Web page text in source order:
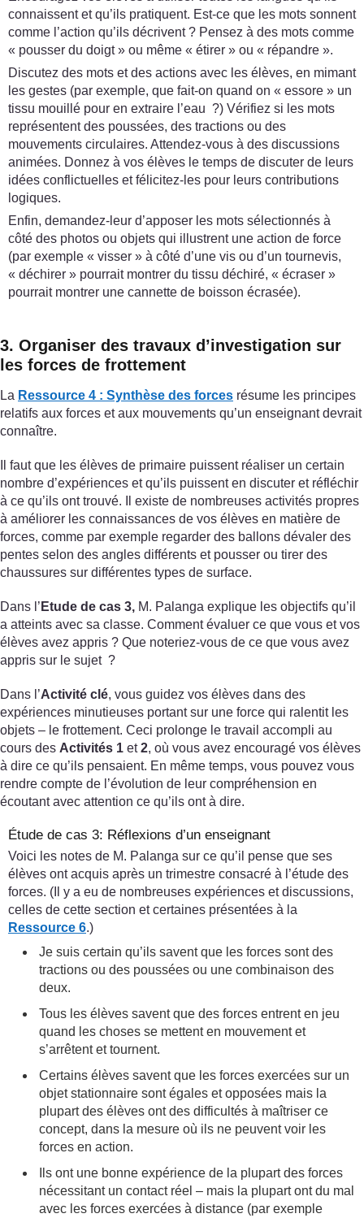
connaissent et qu’ils pratiquent. Est-ce que les mots sonnent
comme l’action qu’ils décrivent ? Pensez à des mots comme
« pousser du doigt » ou même « étirer » ou « répandre ».
Discutez des mots et des actions avec les élèves, en mimant
les gestes (par exemple, que fait-on quand on « essore » un
tissu mouillé pour en extraire l’eau ?) Vérifiez si les mots
représentent des poussées, des tractions ou des
mouvements circulaires. Attendez-vous à des discussions
animées. Donnez à vos élèves le temps de discuter de leurs
idées conflictuelles et félicitez-les pour leurs contributions
logiques.
Enfin, demandez-leur d’apposer les mots sélectionnés à
côté des photos ou objets qui illustrent une action de force
(par exemple « visser » à côté d’une vis ou d’un tournevis,
« déchirer » pourrait montrer du tissu déchiré, « écraser »
pourrait montrer une cannette de boisson écrasée).
3. Organiser des travaux d’investigation sur
les forces de frottement
La Ressource 4 : Synthèse des forces résume les principes
relatifs aux forces et aux mouvements qu’un enseignant devrait
connaître.
Il faut que les élèves de primaire puissent réaliser un certain
nombre d’expériences et qu’ils puissent en discuter et réfléchir
à ce qu’ils ont trouvé. Il existe de nombreuses activités propres
à améliorer les connaissances de vos élèves en matière de
forces, comme par exemple regarder des ballons dévaler des
pentes selon des angles différents et pousser ou tirer des
chaussures sur différentes types de surface.
Dans l’ Etude de cas 3, M. Palanga explique les objectifs qu’il
a atteints avec sa classe. Comment évaluer ce que vous et vos
élèves avez appris ? Que noteriez-vous de ce que vous avez
appris sur le sujet ?
Dans l’Activité clé, vous guidez vos élèves dans des
expériences minutieuses portant sur une force qui ralentit les
objets – le frottement. Ceci prolonge le travail accompli au
cours des Activités 1 et2, où vous avez encouragé vos élèves
à dire ce qu’ils pensaient. En même temps, vous pouvez vous
rendre compte de l’évolution de leur compréhension en
écoutant avec attention ce qu’ils ont à dire.
Étude de cas 3: Réflexions d’un enseignant
Voici les notes de M. Palanga sur ce qu’il pense que ses
élèves ont acquis après un trimestre consacré à l’étude des
forces. (Il y a eu de nombreuses expériences et discussions,
celles de cette section et certaines présentées à la
Ressource 6.)
Je suis certain qu’ils savent que les forces sont des
tractions ou des poussées ou une combinaison des
deux.
Tous les élèves savent que des forces entrent en jeu
quand les choses se mettent en mouvement et
s’arrêtent et tournent.
Certains élèves savent que les forces exercées sur un
objet stationnaire sont égales et opposées mais la
plupart des élèves ont des difficultés à maîtriser ce
concept, dans la mesure où ils ne peuvent voir les
forces en action.
Ils ont une bonne expérience de la plupart des forces
nécessitant un contact réel – mais la plupart ont du mal
avec les forces exercées à distance (par exemple